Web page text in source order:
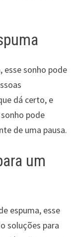
esse sonho pode
dá certo, e
pode
de uma pausa.
um
espuma, esse
soluções para